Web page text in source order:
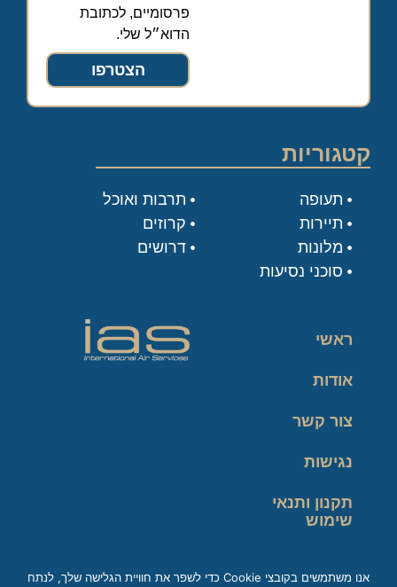
פרסומיים, לכתובת
הדוא״ל שלי.
הצטרפו
קטגוריות
תעופה
תיירות
מלונות
סוכני נסיעות
תרבות ואוכל
קרוזים
דרושים
ראשי
אודות
צור קשר
נגישות
תקנון ותנאי
שימוש
אנו משתמשים בקובצי Cookie כדי לשפר את חוויית הגלישה שלך, לנתח